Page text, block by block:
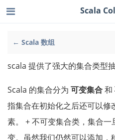
← Scala 数组
Scala
scala 提供了强大的集合类型
Scala 的集合分为 可变集合和
指集合在初始化之后还可以
素。 + 不可变集合类，集合
变。虽然我们仍然可以添加